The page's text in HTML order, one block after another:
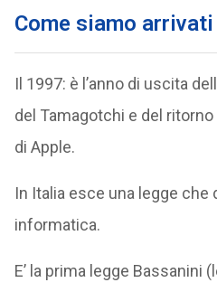
Come siamo
Il 1997: è l’anno di uscita
del Tamagotchi e del
di Apple.
In Italia esce una legge che
informatica.
E’ la prima legge Bassanini